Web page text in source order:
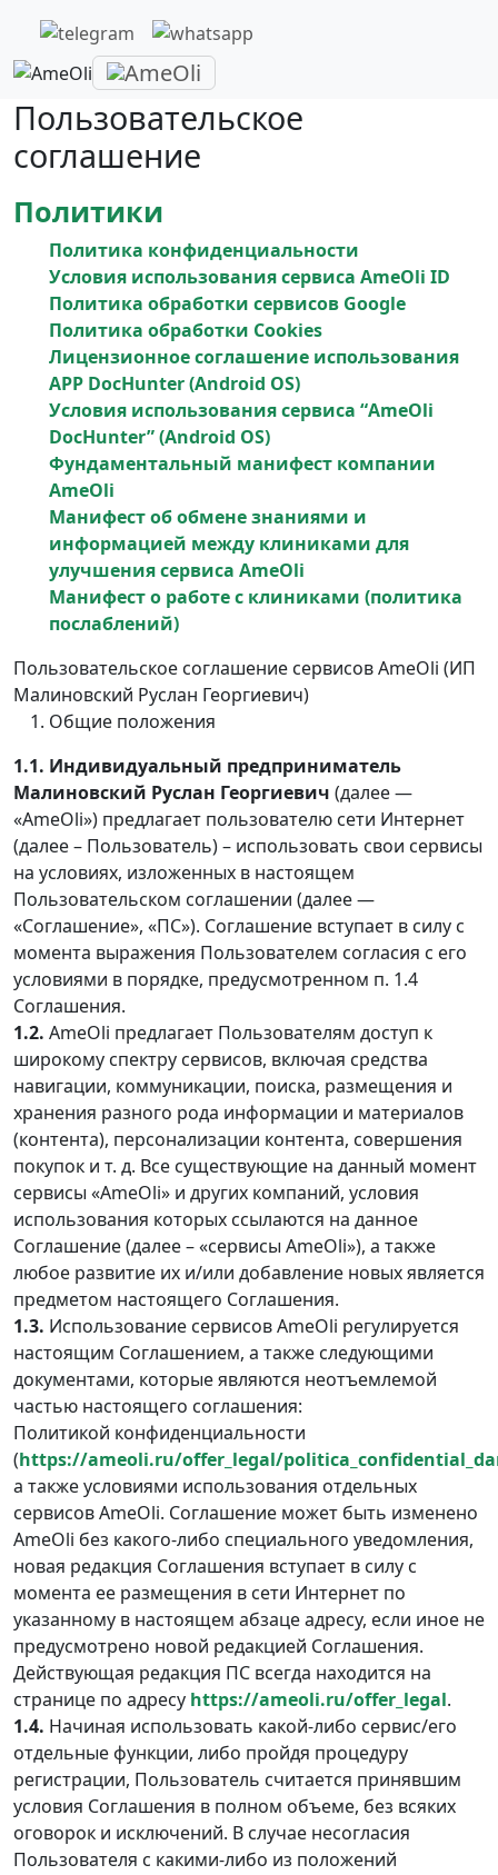
Пользовательское
соглашение
Политики
Политика конфиденциальности
Условия использования сервиса AmeOli ID
Политика обработки сервисов Google
Политика обработки Cookies
Лицензионное соглашение использования
APP DocHunter (Android OS)
Условия использования сервиса “AmeOli
DocHunter” (Android OS)
Фундаментальный манифест компании
AmeOli
Манифест об обмене знаниями и
информацией между клиниками для
улучшения сервиса AmeOli
Манифест о работе с клиниками (политика
послаблений)
Пользовательское соглашение сервисов AmeOli (ИП
Малиновский Руслан Георгиевич)
Общие положения
1.1. Индивидуальный предприниматель
Малиновский Руслан Георгиевич (далее —
«AmeOli») предлагает пользователю сети Интернет
(далее – Пользователь) – использовать свои сервисы
на условиях, изложенных в настоящем
Пользовательском соглашении (далее —
«Соглашение», «ПС»). Соглашение вступает в силу с
момента выражения Пользователем согласия с его
условиями в порядке, предусмотренном п. 1.4
Соглашения.
1.2. AmeOli предлагает Пользователям доступ к
широкому спектру сервисов, включая средства
навигации, коммуникации, поиска, размещения и
хранения разного рода информации и материалов
(контента), персонализации контента, совершения
покупок и т. д. Все существующие на данный момент
сервисы «AmeOli» и других компаний, условия
использования которых ссылаются на данное
Соглашение (далее – «сервисы AmeOli»), а также
любое развитие их и/или добавление новых является
предметом настоящего Соглашения.
1.3. Использование сервисов AmeOli регулируется
настоящим Соглашением, а также следующими
документами, которые являются неотъемлемой
частью настоящего соглашения:
Политикой конфиденциальности
(https://ameoli.ru/offer_legal/
а также условиями использования отдельных
сервисов AmeOli. Соглашение может быть изменено
AmeOli без какого-либо специального уведомления,
новая редакция Соглашения вступает в силу с
момента ее размещения в сети Интернет по
указанному в настоящем абзаце адресу, если иное не
предусмотрено новой редакцией Соглашения.
Действующая редакция ПС всегда находится на
странице по адресу https://ameoli.ru/offer_legal.
1.4. Начиная использовать какой-либо сервис/его
отдельные функции, либо пройдя процедуру
регистрации, Пользователь считается принявшим
условия Соглашения в полном объеме, без всяких
оговорок и исключений. В случае несогласия
Пользователя с какими-либо из положений